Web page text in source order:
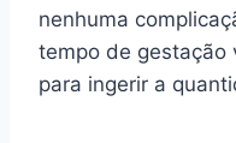
nenhuma
tempo de gestação
para ingerir a